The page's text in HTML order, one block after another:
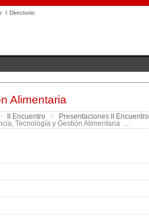
I Directorio
Alimentaria
II Encuentro Presentaciones II Encuentro
Tecnología y Gestión Alimentaria ...